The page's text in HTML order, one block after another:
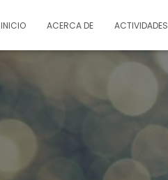
INICIO ACERCA DE ACTIVIDADES